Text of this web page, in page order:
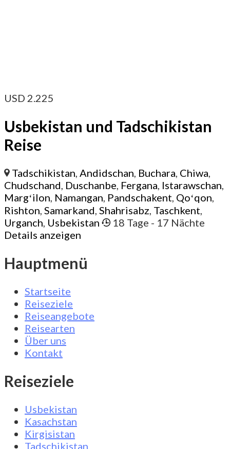
USD 2.225
Usbekistan und Tadschikistan
Reise
Tadschikistan,Andidschan, Buchara, Chiwa,
Chudschand, Duschanbe, Fergana, Istarawschan,
Margʻilon, Namangan, Pandschakent, Qoʻqon,
Rishton, Samarkand, Shahrisabz, Taschkent,
Urganch, Usbekistan 18 Tage - 17 Nächte
Details anzeigen
Hauptmenü
Startseite
Reiseziele
Reiseangebote
Reisearten
Über uns
Kontakt
Reiseziele
Usbekistan
Kasachstan
Kirgisistan
Tadschikistan